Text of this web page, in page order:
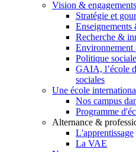
Vision &
Stratégie et
Recherche &
Environnement
Politique
GAIA, l’école
sociales
Une école
Nos campus
Programme
Alternance &
L'apprentissage
La VAE